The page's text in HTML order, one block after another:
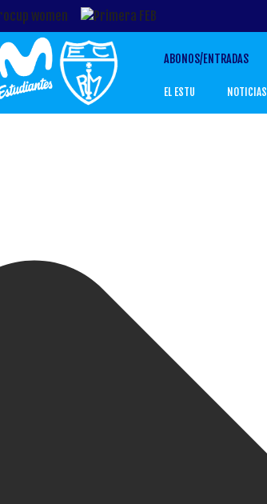
de las Cookies
ABONOS/ENTRADAS
EL ESTU NOTICIAS